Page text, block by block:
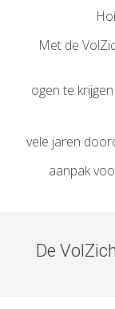
Met de
ogen te
vele jaren
aanpak
De